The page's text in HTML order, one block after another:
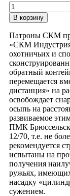
Количество
товара
Патрон
12х70
СКМ
0
36г
дальняя
дистанция
В корзину
Патроны СКМ
«СКМ
охотничьих и
обратный
перемещается
дистанция» на
освобождает
осыпь на
развиваемое
ПМК
12/70, т.е. не
рекомендуется
испытаны на
получения
ружьях,
насадку
сужением.